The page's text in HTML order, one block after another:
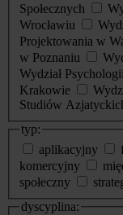
Społecznych
Wrocławiu
Projektowania w
w Poznaniu
Wydział
Krakowie
Studiów
typ:
aplikacyjny
komercyjny
społeczny
dyscyplina: